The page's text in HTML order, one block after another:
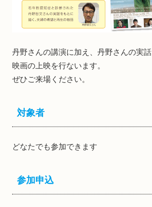
丹野さんの講演に加え、丹野さんの実
映画の上映を行ないます。
ぜひご来場ください。
対象者
どなたでも参加できます
参加申込